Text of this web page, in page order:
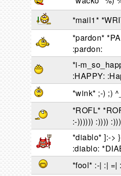
*mail1*
*pardon*
:pardon:
*i-
:HAPPY:
*wink* ;-) ;)
*ROFL*
:-)))))) :))))
*diablo* ]:->
:diablo:
*fool* :-| :| =|